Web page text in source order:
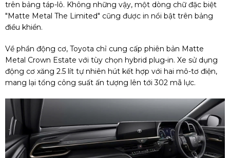
trên bảng táp-lô. Không những vậy, một dòng chữ đặc biệt
"Matte Metal The Limited" cũng được in nổi bật trên bảng
điều khiển.
Về phần động cơ, Toyota chỉ cung cấp phiên bản Matte
Metal Crown Estate với tùy chọn hybrid plug-in. Xe sử dụng
động cơ xăng 2.5 lít tự nhiên hút kết hợp với hai mô-tơ điện,
mang lại tổng công suất ấn tượng lên tới 302 mã lực.